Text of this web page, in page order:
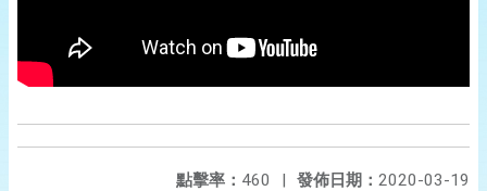
發佈日期： 2020-03-19
點擊率： 460 |